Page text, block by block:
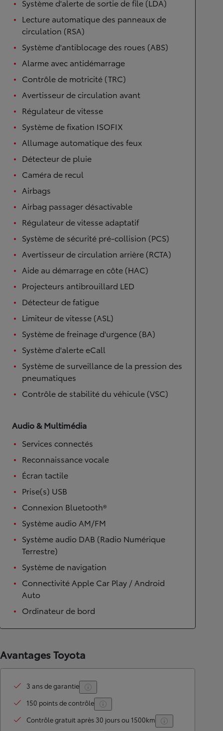
Système d'alerte de sortie de file (LDA)
Lecture automatique des panneaux de
circulation (RSA)
Système d'antiblocage des roues (ABS)
Alarme avec antidémarrage
Contrôle de motricité (TRC)
Avertisseur de circulation avant
Régulateur de vitesse
Système de fixation ISOFIX
Allumage automatique des feux
Détecteur de pluie
Caméra de recul
Airbags
Airbag passager désactivable
Régulateur de vitesse adaptatif
Système de sécurité pré-collision (PCS)
Avertisseur de circulation arrière (RCTA)
Aide au démarrage en côte (HAC)
Projecteurs antibrouillard LED
Détecteur de fatigue
Limiteur de vitesse (ASL)
Système de freinage d'urgence (BA)
Système d'alerte eCall
Système de surveillance de la pression des
pneumatiques
Contrôle de stabilité du véhicule (VSC)
Audio & Multimédia
Services connectés
Reconnaissance vocale
Écran tactile
Prise(s) USB
Connexion Bluetooth®
Système audio AM/FM
Système audio DAB (Radio Numérique
Terrestre)
Système de navigation
Connectivité Apple Car Play / Android
Auto
Ordinateur de bord
Avantages Toyota
3 ans de garantie
150 points de contrôle
Contrôle gratuit après 30 jours ou 1500km